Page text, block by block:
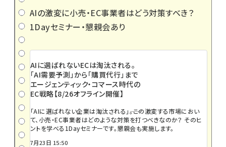
AIの激変に小売・EC事業者はどう対策すべき？
1Dayセミナー・懇親会あり
AIに選ばれないECは淘汰される。
「AI需要予測」から「購買代行」まで
エージェンティック・コマース時代の
EC戦略【8/26オフライン開催】
「AIに選ばれない企業は淘汰される」――。この激変する市場におい
て、小売・EC事業者はどのような対策を打つべきなのか？ そのヒ
ントを学べる1Dayセミナーです。懇親会も実施します。
7月23日 15:50